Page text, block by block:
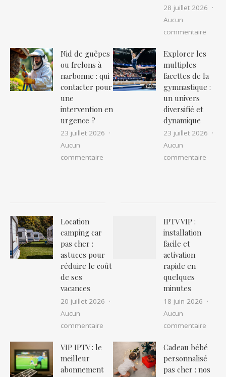
28 juillet 2026
Aucun
commentaire
Nid de guêpes
ou frelons à
narbonne : qui
contacter pour
une
intervention en
urgence ?
23 juillet 2026
Aucun
commentaire sur Nid de guêpes ou frelons à
Explorer les
multiples
facettes de la
gymnastique :
un univers
diversifié et
dynamique
23 juillet 2026
Aucun
commentaire
Location
camping car
pas cher :
astuces pour
réduire le coût
de ses
vacances
20 juillet 2026
Aucun
commentaire sur Location camping car pas cher :
IPTV VIP :
installation
facile et
activation
rapide en
quelques
minutes
18 juin 2026
Aucun
commentaire
VIP IPTV : le
meilleur
abonnement
Cadeau bébé
personnalisé
pas cher : nos